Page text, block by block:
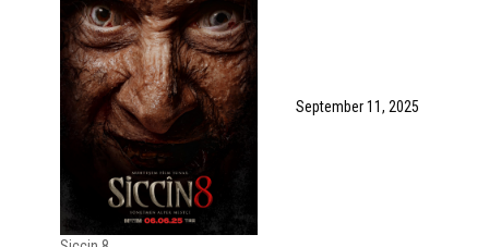
September 11, 2025